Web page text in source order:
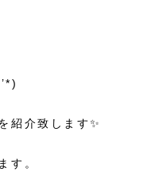
紹介致します✨
す。